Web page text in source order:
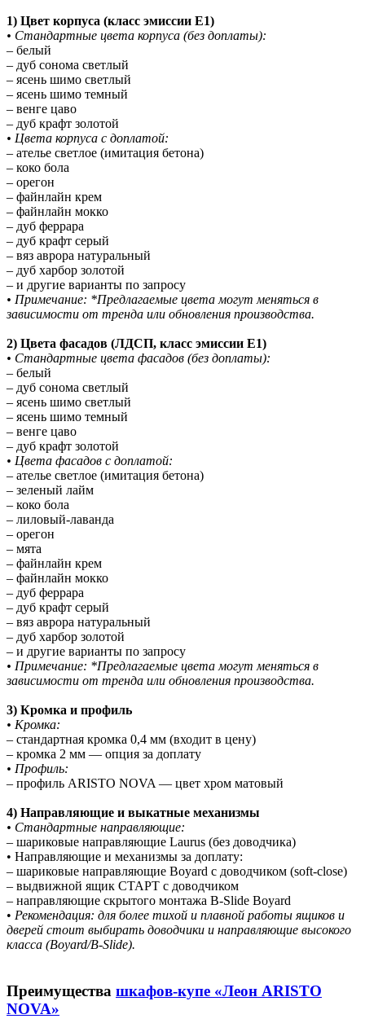
1) Цвет корпуса (класс эмиссии E1)
• Стандартные цвета корпуса (без доплаты):
– белый
– дуб сонома светлый
– ясень шимо светлый
– ясень шимо темный
– венге цаво
– дуб крафт золотой
• Цвета корпуса с доплатой:
– ателье светлое (имитация бетона)
– коко бола
– орегон
– файнлайн крем
– файнлайн мокко
– дуб феррара
– дуб крафт серый
– вяз аврора натуральный
– дуб харбор золотой
– и другие варианты по запросу
• Примечание: *Предлагаемые цвета могут меняться в
зависимости от тренда или обновления производства.
2) Цвета фасадов (ЛДСП, класс эмиссии E1)
• Стандартные цвета фасадов (без доплаты):
– белый
– дуб сонома светлый
– ясень шимо светлый
– ясень шимо темный
– венге цаво
– дуб крафт золотой
• Цвета фасадов с доплатой:
– ателье светлое (имитация бетона)
– зеленый лайм
– коко бола
– лиловый-лаванда
– орегон
– мята
– файнлайн крем
– файнлайн мокко
– дуб феррара
– дуб крафт серый
– вяз аврора натуральный
– дуб харбор золотой
– и другие варианты по запросу
• Примечание: *Предлагаемые цвета могут меняться в
зависимости от тренда или обновления производства.
3) Кромка и профиль
• Кромка:
– стандартная кромка 0,4 мм (входит в цену)
– кромка 2 мм — опция за доплату
• Профиль:
– профиль ARISTO NOVA — цвет хром матовый
4) Направляющие и выкатные механизмы
• Стандартные направляющие:
– шариковые направляющие Laurus (без доводчика)
• Направляющие и механизмы за доплату:
– шариковые направляющие Boyard с доводчиком (soft-close)
– выдвижной ящик СТАРТ с доводчиком
– направляющие скрытого монтажа B-Slide Boyard
• Рекомендация: для более тихой и плавной работы ящиков и
дверей стоит выбирать доводчики и направляющие высокого
класса (Boyard/B-Slide).
Преимущества шкафов-купе «Леон ARISTO
NOVA»